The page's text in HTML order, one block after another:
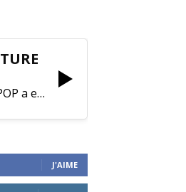
La Culture POP a enfin trouvé sa RADIO !
J'AIME